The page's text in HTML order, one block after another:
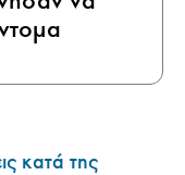
κατά της